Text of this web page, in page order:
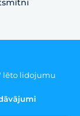
lēto lidojumu